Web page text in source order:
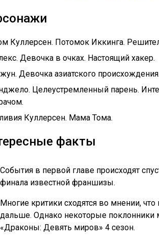
Куллерсен. Потомок Иккинга.
Девочка в очках. Настоящий хакер.
Девочка азиатского происхождения.
Целеустремленный парень.
Куллерсен. Мама Тома.
факты
События в первой главе происходят
финала известной франшизы.
Многие критики сходятся во мнении,
дальше. Однако некоторые поклонники
«Драконы: Девять миров» 4 сезон.